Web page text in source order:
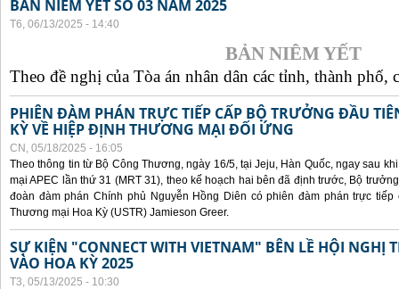
BẢN NIÊM YẾT SỐ 03 NĂM 2025
T6, 06/13/2025 - 14:40
BẢN NIÊM YẾT
Theo đề nghị của Tòa án nhân dân các tỉnh, thành phố,
PHIÊN ĐÀM PHÁN TRỰC TIẾP CẤP BỘ TRƯỞNG ĐẦU
KỲ VỀ HIỆP ĐỊNH THƯƠNG MẠI ĐỐI ỨNG
CN, 05/18/2025 - 16:05
Theo thông tin từ Bộ Công Thương, ngày 16/5, tại Jeju, Hàn Quốc, ngay sau
mại APEC lần thứ 31 (MRT 31), theo kế hoạch hai bên đã định trước, Bộ
đoàn đàm phán Chính phủ Nguyễn Hồng Diên có phiên đàm phán trực
Thương mại Hoa Kỳ (USTR) Jamieson Greer.
SỰ KIỆN "CONNECT WITH VIETNAM" BÊN LỀ HỘI
VÀO HOA KỲ 2025
T3, 05/13/2025 - 10:30